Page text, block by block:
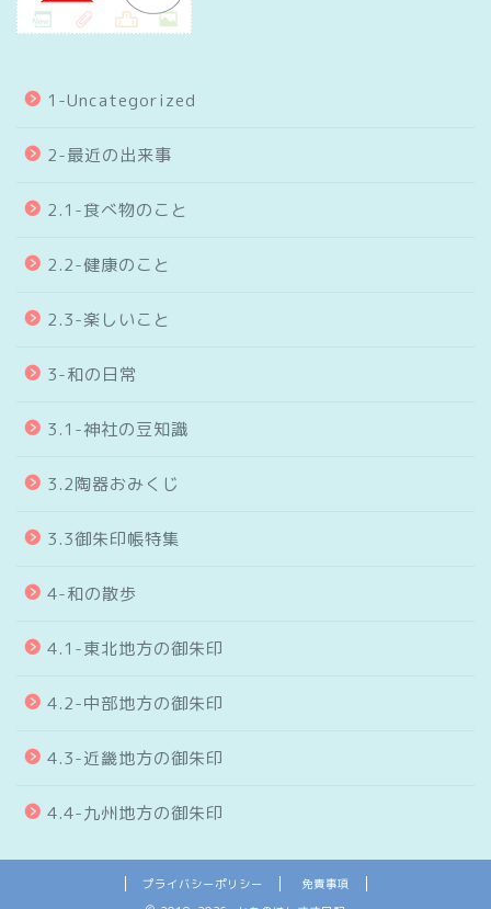
1-Uncategorized
2-最近の出来事
2.1-食べ物のこと
2.2-健康のこと
2.3-楽しいこと
3-和の日常
3.1-神社の豆知識
3.2陶器おみくじ
3.3御朱印帳特集
4-和の散歩
4.1-東北地方の御朱印
4.2-中部地方の御朱印
4.3-近畿地方の御朱印
4.4-九州地方の御朱印
プライバシーポリシー
免責事項